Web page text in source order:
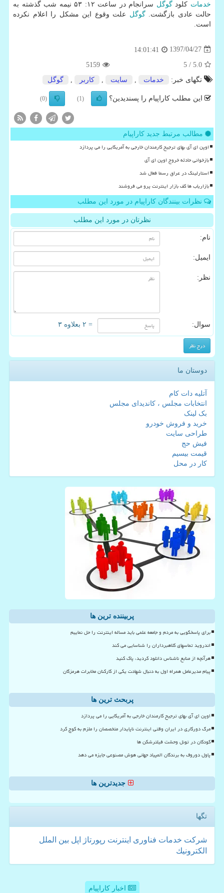
خدمات كلودگوگل
سرانجام در ساعت ۱۲: ۵۳ نیمه شب گذشته به
حالت عادی بازگشت.گوگل علت وقوع این مشكل را اعلام نكرده
است.
1397/04/27
14:01:41
5.0
/ 5
5159
تگهای خبر:
خدمات سایت كاربر گوگل
این مطلب کاراپیام را پسندیدین؟ (1)
(0)
مطالب مرتبط جدید کاراپیام
اوپن ای آی بهای ترجیح کارمندان خارجی به آمریکایی را می پردازد
بازخوانی حادثه خروج اوپن ای آی
استارلینک در عراق رسما فعال شد
بازاریاب ها کف بازار اینترنت پرو می فروشند
نظرات بینندگان کاراپیام در مورد این مطلب
نظرتان در مورد این مطلب
نام:
ایمیل:
نظر:
سوال: = ۲ بعلاوه ۳
دوستان ما
آتلیه دات کام
انتخابات مجلس ، کاندیدای مجلس
بک لینک
خرید و فروش خودرو
طراحی سایت
فیش حج
قیمت بیسیم
کار در محل
پربیننده ترین ها
برای پاسخگویی به مردم و جامعه علمی باید مساله اینترنت را حل نماییم
اندروید تماسهای کلاهبرداران را شناسایی می کند
هرآنچه از منابع ناشناس دانلود کردید، پاک کنید
پیام مدیرعامل همراه اول به دنبال شهادت یکی از کارکنان مخابرات هرمزگان
پربحث ترین ها
اوپن ای آی بهای ترجیح کارمندان خارجی به آمریکایی را می پردازد
مرگ دورکاری در ایران وقتی اینترنت ناپایدار متخصصان را ملزم به کوچ کرد
کودکان در تونل وحشت فیلترشکن ها
پاول دوروف به برندگان المپیاد جهانی هوش مصنوعی جایزه می دهد
جدیدترین ها
تگها
شركت خدمات فناوری اینترنت رپورتاژ اپل بین الملل
الكترونیك
اخبار کاراپیام